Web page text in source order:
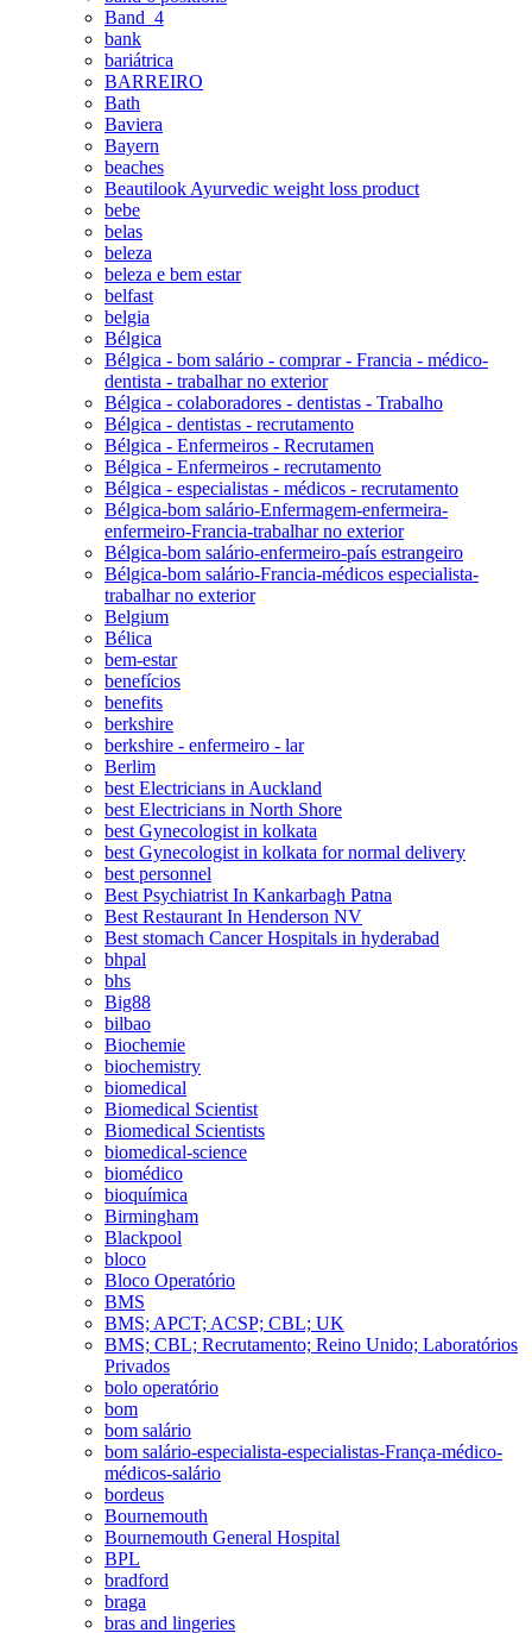
Band_4
bank
bariátrica
BARREIRO
Bath
Baviera
Bayern
beaches
Beautilook Ayurvedic weight loss product
bebe
belas
beleza
beleza e bem estar
belfast
belgia
Bélgica
Bélgica - bom salário - comprar - Francia - médico-
dentista - trabalhar no exterior
Bélgica - colaboradores - dentistas - Trabalho
Bélgica - dentistas - recrutamento
Bélgica - Enfermeiros - Recrutamen
Bélgica - Enfermeiros - recrutamento
Bélgica - especialistas - médicos - recrutamento
Bélgica-bom salário-Enfermagem-enfermeira-
enfermeiro-Francia-trabalhar no exterior
Bélgica-bom salário-enfermeiro-país estrangeiro
Bélgica-bom salário-Francia-médicos especialista-
trabalhar no exterior
Belgium
Bélica
bem-estar
benefícios
benefits
berkshire
berkshire - enfermeiro - lar
Berlim
best Electricians in Auckland
best Electricians in North Shore
best Gynecologist in kolkata
best Gynecologist in kolkata for normal delivery
best personnel
Best Psychiatrist In Kankarbagh Patna
Best Restaurant In Henderson NV
Best stomach Cancer Hospitals in hyderabad
bhpal
bhs
Big88
bilbao
Biochemie
biochemistry
biomedical
Biomedical Scientist
Biomedical Scientists
biomedical-science
biomédico
bioquímica
Birmingham
Blackpool
bloco
Bloco Operatório
BMS
BMS; APCT; ACSP; CBL; UK
BMS; CBL; Recrutamento; Reino Unido; Laboratórios
Privados
bolo operatório
bom
bom salário
bom salário-especialista-especialistas-França-médico-
médicos-salário
bordeus
Bournemouth
Bournemouth General Hospital
BPL
bradford
braga
bras and lingeries